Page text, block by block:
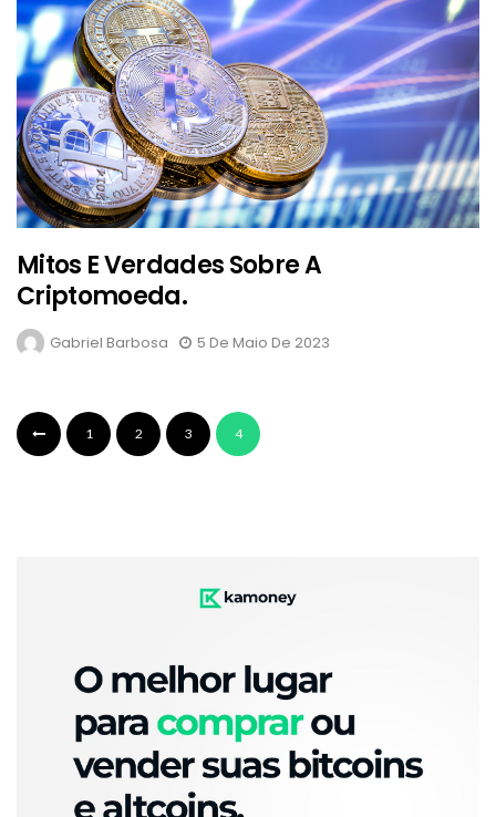
Mitos E Verdades Sobre A
Criptomoeda.
Gabriel Barbosa 5 De Maio De 2023
1 2 3 4